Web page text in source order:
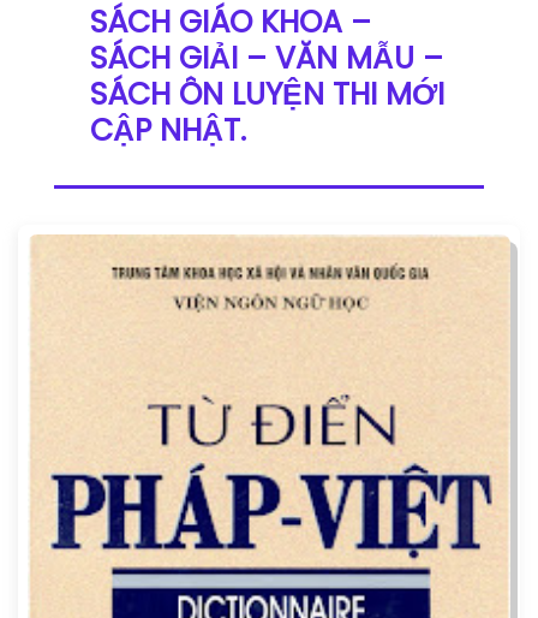
SÁCH GIÁO KHOA –
SÁCH GIẢI – VĂN MẪU –
SÁCH ÔN LUYỆN THI MỚI
CẬP NHẬT.